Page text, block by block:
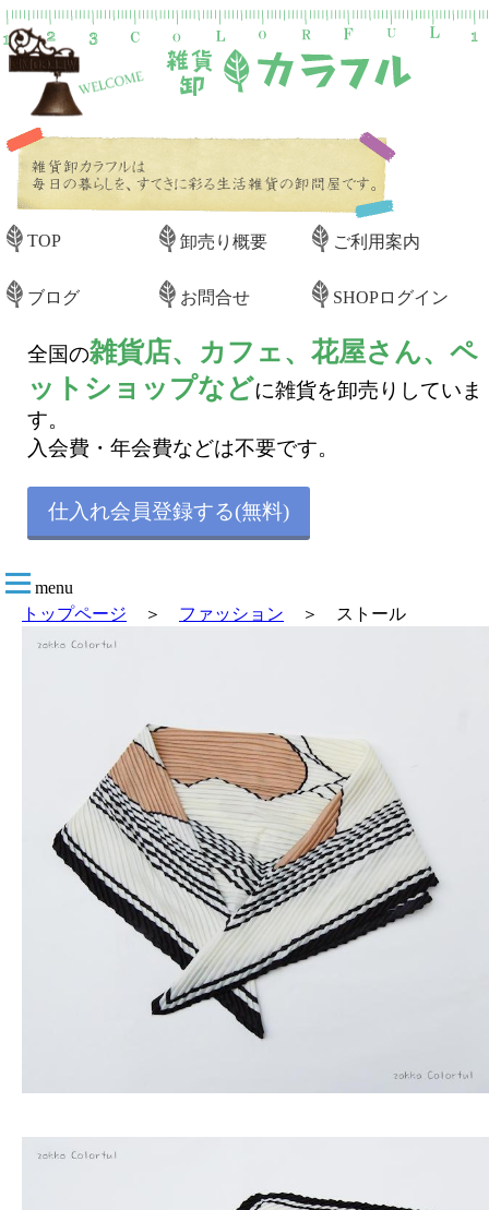
TOP 卸売り概要 ご利用案内
ブログ お問合せ SHOPログイン
全国の雑貨店、カフェ、花屋さん、ペ
ットショップなどに雑貨を卸売りしていま
す。
入会費・年会費などは不要です。
仕入れ会員登録する(無料)
menu
トップページ ＞ ファッション ＞ ストール